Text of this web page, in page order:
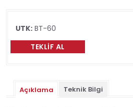
UTK: BT-60
TEKLIF AL
Açıklama Teknik Bilgi